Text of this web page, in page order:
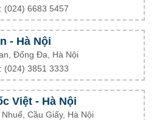
(024) 6683 5457
- Hà Nội
Đống Đa, Hà Nội
(024) 3851 3333
Việt - Hà Nội
Cầu Giấy, Hà Nội